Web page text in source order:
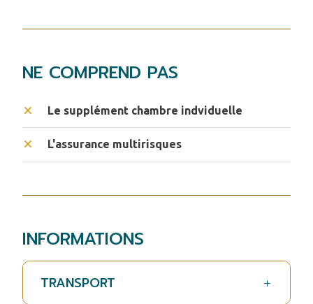
NE COMPREND PAS
Le supplément chambre indviduelle
L'assurance multirisques
INFORMATIONS
TRANSPORT